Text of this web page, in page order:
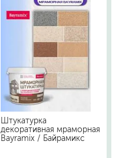
Штукатурка
декоративная мраморная
Bayramix / Байрамикс